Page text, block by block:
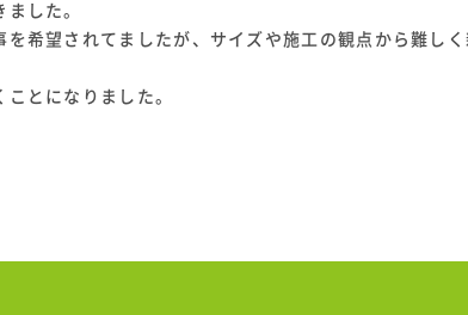
した。
希望されてましたが、サイズや施工の観点から難し
とになりました。